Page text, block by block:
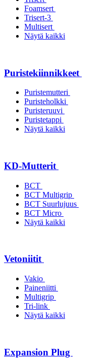
Foamsert
Trisert-3
Multisert
Näytä kaikki
Puristekiinnikkeet
Puristemutteri
Puristeholkki
Puristeruuvi
Puristetappi
Näytä kaikki
KD-Mutterit
BCT
BCT Multigrip
BCT Suurlujuus
BCT Micro
Näytä kaikki
Vetoniitit
Vakio
Paineniitti
Multigrip
Tri-link
Näytä kaikki
Expansion Plug